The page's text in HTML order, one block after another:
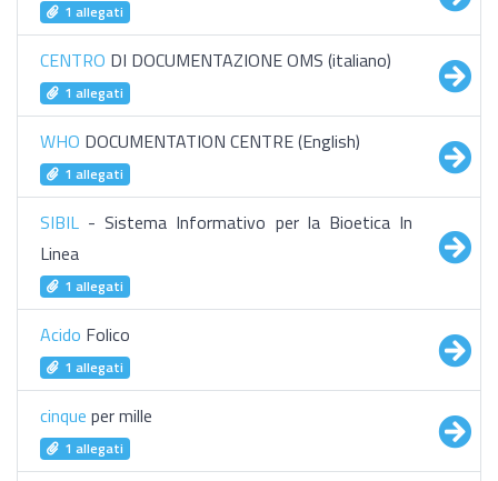
1 allegati
CENTRO DI DOCUMENTAZIONE OMS (italiano)
1 allegati
WHO DOCUMENTATION CENTRE (English)
1 allegati
SIBIL - Sistema Informativo per la Bioetica In
Linea
1 allegati
Acido Folico
1 allegati
cinque per mille
1 allegati